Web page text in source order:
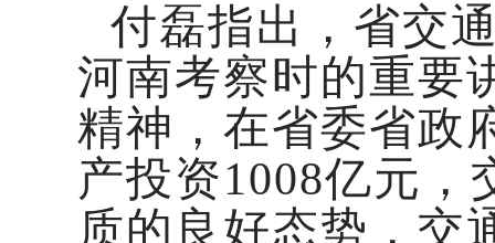
付磊指出，省交
河南考察时的重要
精神，在省委省政
产投资1008亿元
质的良好态势，交